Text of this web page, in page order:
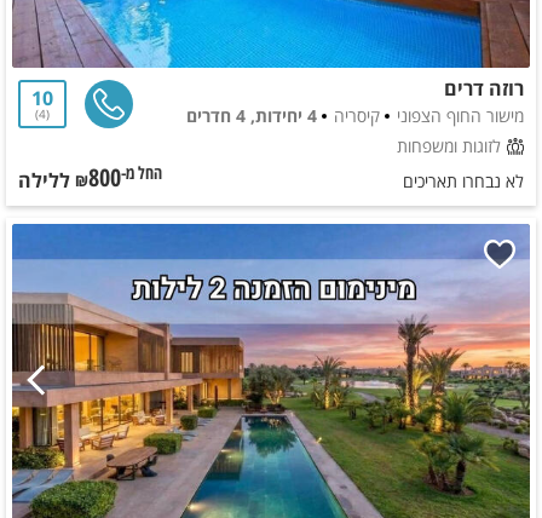
רוזה דרים
מישור החוף הצפוני קיסריה
4 יחידות, 4 חדרים
לזוגות ומשפחות
10
4
לא נבחרו תאריכים החל מ-₪800 ללילה